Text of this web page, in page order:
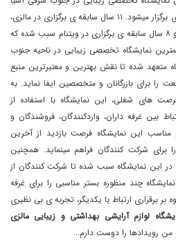
است که از سال ١٣٨٤ تا کنون در مالزی برگزار میشود. ١١ سال سابقه ی برگزاری در مالزی،
١٠ سال سابقه ی برگزاری در اندونزی و ٨ سال سابقه ی برگزاری در ویتنام سبب شده که
نمایشگاه تخصصی زیبایی در ناحیه جنوب
متعهد شده تا نقش بهترین و معتبرترین منبع
برای بازرگانان و متخصصین ایفا نماید. به
های شغلی، این نمایشگاه با استفاده از
بین غرفه داران، واردکنندگان، فروشندگان و
مناسب این نمایشگاه فرصت بازدید از آخرین
شرکت کنندگان فراهم مینماید. همچنین
در این نمایشگاه سبب شده تا شرکت کنندگان از
چند منظوره بستر مناسبی را برای غرفه
بر برقراری ارتباط با یکدیگر، تجربه ی بی نظیری
لوازم آرایشی بهداشتی و زیبایی مالزی
رویداد‌ها را دوست دارم...